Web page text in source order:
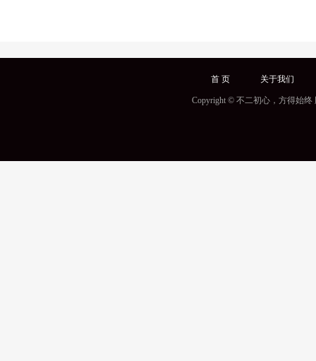
首 页 关于我们
Copyright © 不二初心，方得始